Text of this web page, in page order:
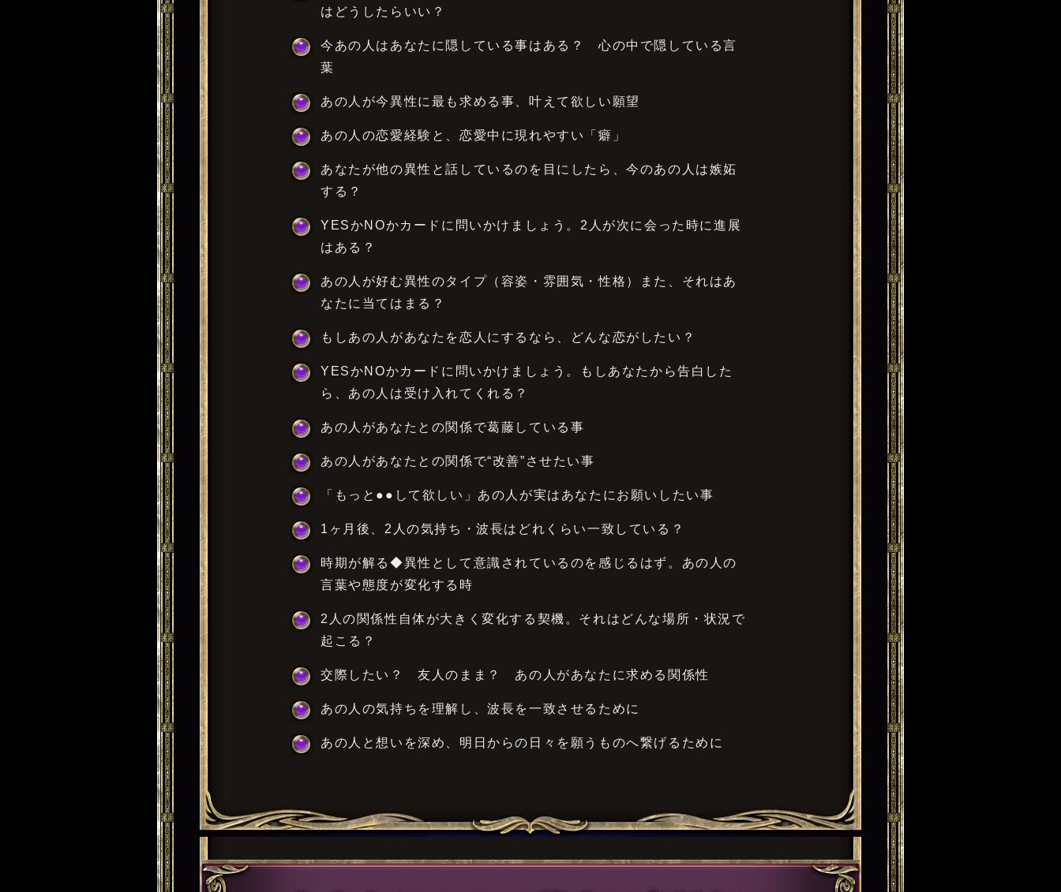
はどうしたらいい？
今あの人はあなたに隠している事はある？ 心の中で隠している言
葉
あの人が今異性に最も求める事、叶えて欲しい願望
あの人の恋愛経験と、恋愛中に現れやすい「癖」
あなたが他の異性と話しているのを目にしたら、今のあの人は嫉妬
する？
YESかNOかカードに問いかけましょう。2人が次に会った時に進展
はある？
あの人が好む異性のタイプ（容姿・雰囲気・性格）また、それはあ
なたに当てはまる？
もしあの人があなたを恋人にするなら、どんな恋がしたい？
YESかNOかカードに問いかけましょう。もしあなたから告白した
ら、あの人は受け入れてくれる？
あの人があなたとの関係で葛藤している事
あの人があなたとの関係で“改善”させたい事
「もっと●●して欲しい」あの人が実はあなたにお願いしたい事
1ヶ月後、2人の気持ち・波長はどれくらい一致している？
時期が解る◆異性として意識されているのを感じるはず。あの人の
言葉や態度が変化する時
2人の関係性自体が大きく変化する契機。それはどんな場所・状況で
起こる？
交際したい？ 友人のまま？ あの人があなたに求める関係性
あの人の気持ちを理解し、波長を一致させるために
あの人と想いを深め、明日からの日々を願うものへ繋げるために